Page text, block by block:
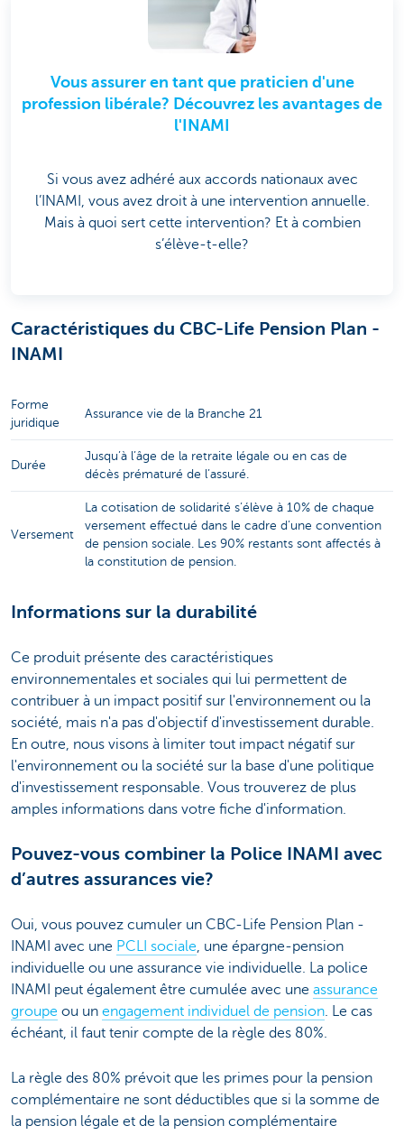
Vous assurer en tant que praticien d'une
profession libérale? Découvrez les avantages de
l'INAMI
Si vous avez adhéré aux accords nationaux avec
l’INAMI, vous avez droit à une intervention annuelle.
Mais à quoi sert cette intervention? Et à combien
s’élève-t-elle?
Caractéristiques du CBC-Life Pension Plan -
INAMI
Forme
juridique
Assurance vie de la Branche 21
Durée
Jusqu’à l’âge de la retraite légale ou en cas de
décès prématuré de l’assuré.
Versement
La cotisation de solidarité s’élève à 10% de chaque
versement effectué dans le cadre d’une convention
de pension sociale. Les 90% restants sont affectés à
la constitution de pension.
Informations sur la durabilité
Ce produit présente des caractéristiques
environnementales et sociales qui lui permettent de
contribuer à un impact positif sur l'environnement ou la
société, mais n'a pas d'objectif d'investissement durable.
En outre, nous visons à limiter tout impact négatif sur
l'environnement ou la société sur la base d'une politique
d'investissement responsable. Vous trouverez de plus
amples informations dans votre fiche d'information.
Pouvez-vous combiner la Police INAMI avec
d’autres assurances vie?
Oui, vous pouvez cumuler un CBC-Life Pension Plan -
INAMI avec une PCLI sociale, une épargne-pension
individuelle ou une assurance vie individuelle. La police
INAMI peut également être cumulée avec une assurance
groupe ou un engagement individuel de pension. Le cas
échéant, il faut tenir compte de la règle des 80%.
La règle des 80% prévoit que les primes pour la pension
complémentaire ne sont déductibles que si la somme de
la pension légale et de la pension complémentaire